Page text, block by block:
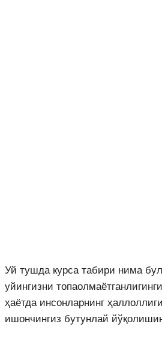
Уй тушда курса табири нима
уйингизни
ҳаётда инсонларнинг
ишончингиз бутунлай